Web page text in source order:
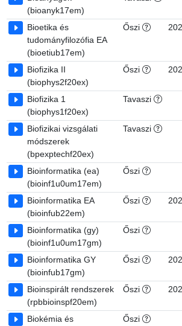
(bioanyk17em)
Bioetika és
tudományfilozófia EA
(bioetiub17em)
Őszi
Biofizika II
(biophys2f20ex)
Őszi
Biofizika 1
(biophys1f20ex)
Tavaszi
Biofizikai vizsgálati
módszerek
(bpexptechf20ex)
Tavaszi
Bioinformatika (ea)
(bioinf1u0um17em)
Őszi
Bioinformatika EA
(bioinfub22em)
Őszi
Bioinformatika (gy)
(bioinf1u0um17gm)
Őszi
Bioinformatika GY
(bioinfub17gm)
Őszi
Bioinspirált rendszerek
(rpbbioinspf20em)
Őszi
Biokémia és
Őszi